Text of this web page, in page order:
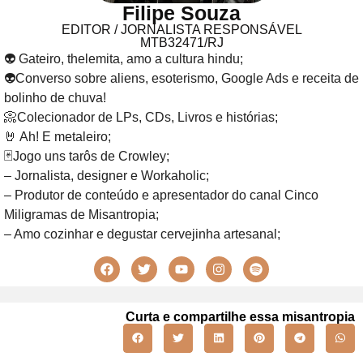
Filipe Souza
EDITOR / JORNALISTA RESPONSÁVEL
MTB32471/RJ
👽 Gateiro, thelemita, amo a cultura hindu;
👽Converso sobre aliens, esoterismo, Google Ads e receita de
bolinho de chuva!
📀Colecionador de LPs, CDs, Livros e histórias;
🤘 Ah! E metaleiro;
🃏Jogo uns tarôs de Crowley;
– Jornalista, designer e Workaholic;
– Produtor de conteúdo e apresentador do canal Cinco
Miligramas de Misantropia;
– Amo cozinhar e degustar cervejinha artesanal;
Curta e compartilhe essa misantropia